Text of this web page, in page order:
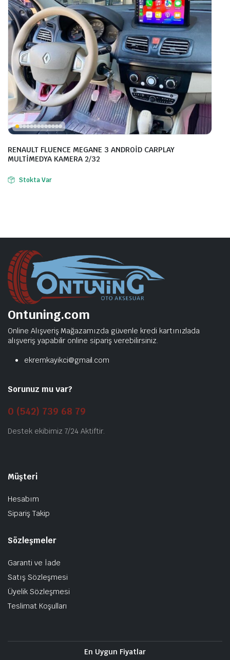
RENAULT FLUENCE MEGANE 3 ANDROİD CARPLAY
MULTİMEDYA KAMERA 2/32
Stokta Var
Ontuning.com
Online Alışveriş Mağazamızda güvenle kredi kartınızlada
alışveriş yapabilir online sipariş verebilirsiniz.
ekremkayikci@gmail.com
Sorunuz mu var?
0 (542) 739 68 79
Destek ekibimiz 7/24 Aktiftir.
Müşteri
Hesabım
Sipariş Takip
Sözleşmeler
Garanti ve İade
Satış Sözleşmesi
Üyelik Sözleşmesi
Teslimat Koşulları
En Uygun Fiyatlar